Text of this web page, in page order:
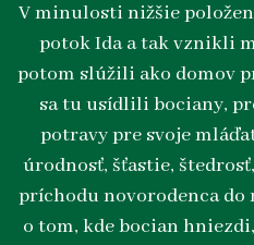
V minulosti nižšie
potok Ida a tak vznikli
potom slúžili ako domov
sa tu usídlili bociany,
potravy pre svoje
úrodnosť, šťastie,
príchodu novorodenca
o tom, kde bocian